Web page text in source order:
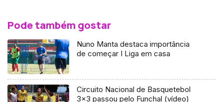
Pode também gostar
Nuno Manta destaca importância
de começar I Liga em casa
Circuito Nacional de Basquetebol
3×3 passou pelo Funchal (vídeo)